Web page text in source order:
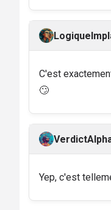
C'est
🙄
Yep, c'est